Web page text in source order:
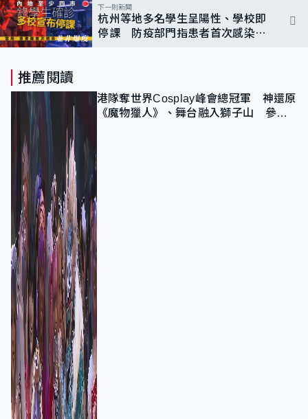
下一則新聞
杭州等地多名學生呈陽性、學校即
停課 防疫部門指患者首次感染
推薦閱讀
港隊奪世界Cosplay峰會總冠軍 神還原
《魔物獵人》、舞台融入獅子山 參賽